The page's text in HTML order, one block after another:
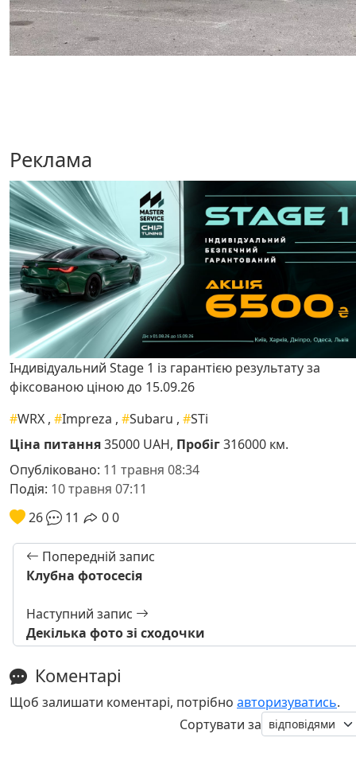
Реклама
Індивідуальний Stage 1 із гарантією результату за
фіксованою ціною до 15.09.26
#WRX , #Impreza , #Subaru , #STi
Ціна питання35000 UAH, Пробіг316000 км.
Опубліковано: 11 травня 08:34
Подія: 10 травня 07:11
26
11 00
Попередній запис
Клубна фотосесія
Наступний запис
Декілька фото зі сходочки
Коментарі
Щоб залишати коментарі, потрібно авторизуватись.
Сортувати за